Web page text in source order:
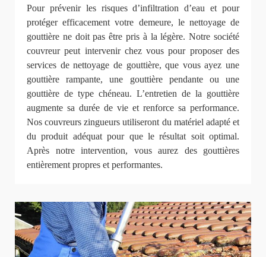
Pour prévenir les risques d’infiltration d’eau et pour
protéger efficacement votre demeure, le nettoyage de
gouttière ne doit pas être pris à la légère. Notre société
couvreur peut intervenir chez vous pour proposer des
services de nettoyage de gouttière, que vous ayez une
gouttière rampante, une gouttière pendante ou une
gouttière de type chéneau. L’entretien de la gouttière
augmente sa durée de vie et renforce sa performance.
Nos couvreurs zingueurs utiliseront du matériel adapté et
du produit adéquat pour que le résultat soit optimal.
Après notre intervention, vous aurez des gouttières
entièrement propres et performantes.